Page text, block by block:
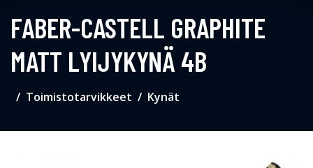
FABER-CASTELL GRAPHITE
MATT LYIJYKYNÄ 4B
Toimistotarvikkeet Kynät